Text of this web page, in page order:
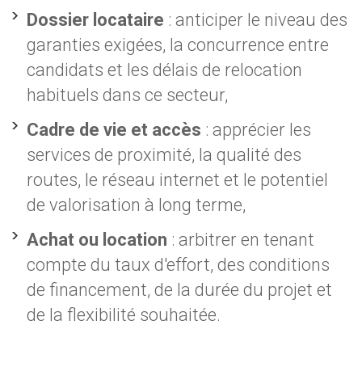
Dossier locataire : anticiper le niveau des
garanties exigées, la concurrence entre
candidats et les délais de relocation
habituels dans ce secteur,
Cadre de vie et accès : apprécier les
services de proximité, la qualité des
routes, le réseau internet et le potentiel
de valorisation à long terme,
Achat ou location : arbitrer en tenant
compte du taux d'effort, des conditions
de financement, de la durée du projet et
de la flexibilité souhaitée.